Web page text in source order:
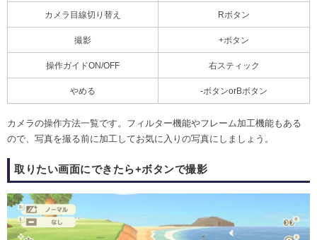
カメラ目線切り替え Rボタン
撮影 +ボタン
操作ガイドON/OFF 右スティック
やめる -ボタンorBボタン
カメラの操作方法一覧です。フィルター機能やフレーム加工機能もある
ので、写真を撮る前に加工してお気に入りの写真にしましょう。
取りたい画面にできたら+ボタンで撮影